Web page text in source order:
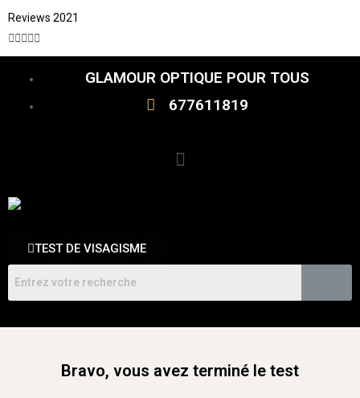
Reviews 2021

GLAMOUR OPTIQUE POUR TOUS
677611819
TEST DE VISAGISME
Bravo, vous avez terminé le test